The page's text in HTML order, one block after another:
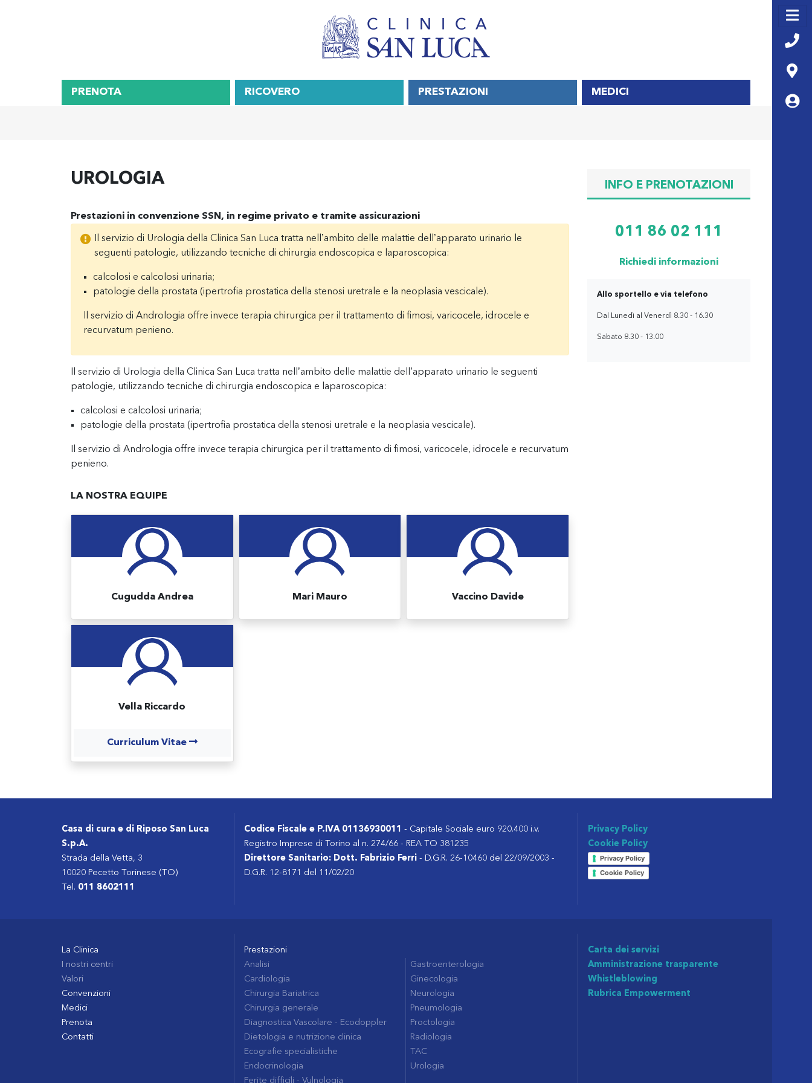
PRENOTA RICOVERO PRESTAZIONI MEDICI
UROLOGIA
Prestazioni in convenzione SSN, in regime privato e tramite assicurazioni
Il servizio di Urologia della Clinica San Luca tratta nell’ambito delle malattie dell’apparato urinario le
seguenti patologie, utilizzando tecniche di chirurgia endoscopica e laparoscopica:
calcolosi e calcolosi urinaria;
patologie della prostata (ipertrofia prostatica della stenosi uretrale e la neoplasia vescicale).
Il servizio di Andrologia offre invece terapia chirurgica per il trattamento di fimosi, varicocele, idrocele e
recurvatum penieno.
Il servizio di Urologia della Clinica San Luca tratta nell’ambito delle malattie dell’apparato urinario le seguenti
patologie, utilizzando tecniche di chirurgia endoscopica e laparoscopica:
calcolosi e calcolosi urinaria;
patologie della prostata (ipertrofia prostatica della stenosi uretrale e la neoplasia vescicale).
Il servizio di Andrologia offre invece terapia chirurgica per il trattamento di fimosi, varicocele, idrocele e recurvatum
penieno.
LA NOSTRA EQUIPE
Cugudda Andrea Mari Mauro Vaccino Davide
Vella Riccardo
Curriculum Vitae
INFO E PRENOTAZIONI
011 86 02 111
Richiedi informazioni
Allo sportello e via telefono
Dal Lunedì al Venerdì 8.30 - 16.30
Sabato 8.30 - 13.00
Casa di cura e di Riposo San Luca
S.p.A.
Strada della Vetta, 3
10020 Pecetto Torinese (TO)
Tel. 011 8602111
Codice Fiscale e P.IVA 01136930011 - Capitale Sociale euro 920.400 i.v.
Registro Imprese di Torino al n. 274/66 - REA TO 381235
Direttore Sanitario: Dott. Fabrizio Ferri - D.G.R. 26-10460 del 22/09/2003 -
D.G.R. 12-8171 del 11/02/20
Privacy Policy
Cookie Policy
Privacy Policy
Cookie Policy
La Clinica
I nostri centri
Valori
Convenzioni
Medici
Prenota
Contatti
Prestazioni
Analisi
Cardiologia
Chirurgia Bariatrica
Chirurgia generale
Diagnostica Vascolare - Ecodoppler
Dietologia e nutrizione clinica
Ecografie specialistiche
Endocrinologia
Ferite difficili - Vulnologia
Gastroenterologia
Ginecologia
Neurologia
Pneumologia
Proctologia
Radiologia
TAC
Urologia
Carta dei servizi
Amministrazione trasparente
Whistleblowing
Rubrica Empowerment